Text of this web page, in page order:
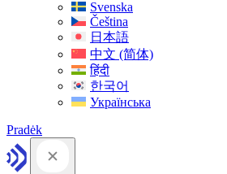
Svenska
Čeština
日本語
中文 (简体)
हिंदी
한국어
Українська
Pradėk